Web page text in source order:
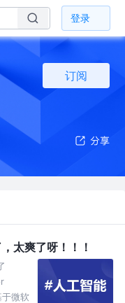
登录
订阅
太爽了呀！！！
微软